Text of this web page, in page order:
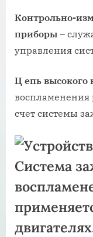
Контрольно-
приборы –
управления
Ц епь
воспламенения
счет системы
Система